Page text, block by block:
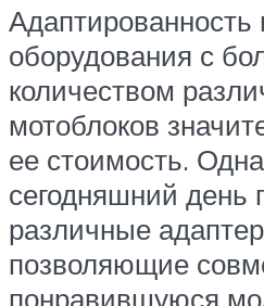
Адаптированность
оборудования с
количеством
мотоблоков
ее стоимость.
сегодняшний день
различные
позволяющие
понравившуюся